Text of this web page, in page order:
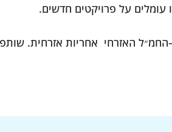
עומלים על פרויקטים חדשים.
האזרחי אחריות אזרחית.